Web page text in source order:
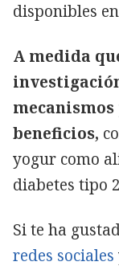
disponibles
A medida
beneficios,
yogur como
diabetes tipo
Si te ha
redes sociales